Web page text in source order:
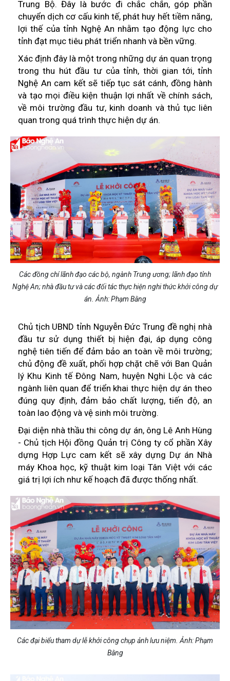
Trung Bộ. Đây là bước đi chắc chắn, góp phần
chuyển dịch cơ cấu kinh tế, phát huy hết tiềm năng,
lợi thế của tỉnh Nghệ An nhằm tạo động lực cho
tỉnh đạt mục tiêu phát triển nhanh và bền vững.
Xác định đây là một trong những dự án quan trọng
trong thu hút đầu tư của tỉnh, thời gian tới, tỉnh
Nghệ An cam kết sẽ tiếp tục sát cánh, đồng hành
và tạo mọi điều kiện thuận lợi nhất về chính sách,
về môi trường đầu tư, kinh doanh và thủ tục liên
quan trong quá trình thực hiện dự án.
Các đồng chí lãnh đạo các bộ, ngành Trung ương; lãnh đạo tỉnh
Nghệ An; nhà đầu tư và các đối tác thực hiện nghi thức khởi công dự
án. Ảnh: Phạm Bằng
Chủ tịch UBND tỉnh Nguyễn Đức Trung đề nghị nhà
đầu tư sử dụng thiết bị hiện đại, áp dụng công
nghệ tiên tiến để đảm bảo an toàn về môi trường;
chủ động đề xuất, phối hợp chặt chẽ với Ban Quản
lý Khu Kinh tế Đông Nam, huyện Nghi Lộc và các
ngành liên quan để triển khai thực hiện dự án theo
đúng quy định, đảm bảo chất lượng, tiến độ, an
toàn lao động và vệ sinh môi trường.
Đại diện nhà thầu thi công dự án, ông Lê Anh Hùng
- Chủ tịch Hội đồng Quản trị Công ty cổ phần Xây
dựng Hợp Lực cam kết sẽ xây dựng Dự án Nhà
máy Khoa học, kỹ thuật kim loại Tân Việt với các
giá trị lợi ích như kế hoạch đã được thống nhất.
Các đại biểu tham dự lễ khởi công chụp ảnh lưu niệm. Ảnh: Phạm
Bằng